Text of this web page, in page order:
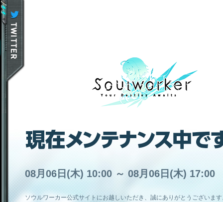
08月06日(木) 10:00 ～ 08月06日(木) 17:00
ソウルワーカー公式サイトにお越しいただき、誠にありがとうございま